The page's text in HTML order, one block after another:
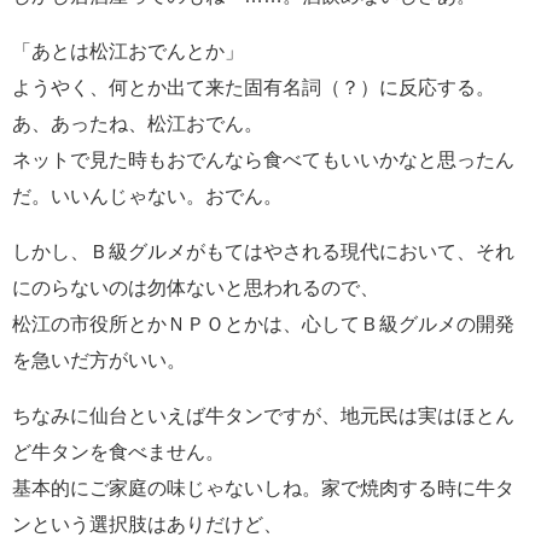
「あとは松江おでんとか」
ようやく、何とか出て来た固有名詞（？）に反応する。
あ、あったね、松江おでん。
ネットで見た時もおでんなら食べてもいいかなと思ったん
だ。いいんじゃない。おでん。
しかし、Ｂ級グルメがもてはやされる現代において、それ
にのらないのは勿体ないと思われるので、
松江の市役所とかＮＰＯとかは、心してＢ級グルメの開発
を急いだ方がいい。
ちなみに仙台といえば牛タンですが、地元民は実はほとん
ど牛タンを食べません。
基本的にご家庭の味じゃないしね。家で焼肉する時に牛タ
ンという選択肢はありだけど、